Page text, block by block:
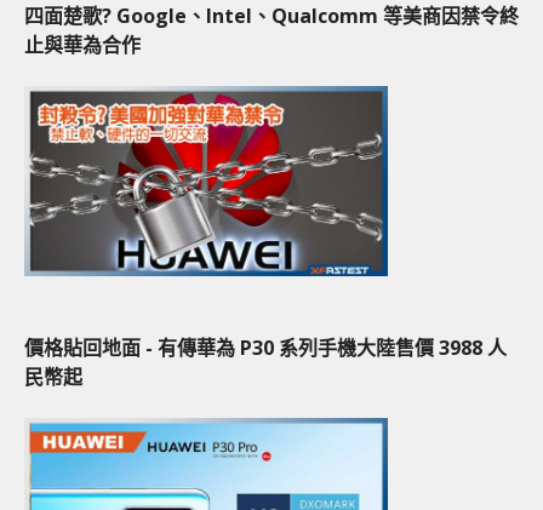
四面楚歌? Google、Intel、Qualcomm 等美商因禁令終
止與華為合作
價格貼回地面 - 有傳華為 P30 系列手機大陸售價 3988 人
民幣起